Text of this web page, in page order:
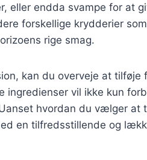
eller endda svampe for at
forskellige krydderier
rige smag.
kan du overveje at tilføje
ingredienser vil ikke kun
hvordan du vælger at
en tilfredsstillende og